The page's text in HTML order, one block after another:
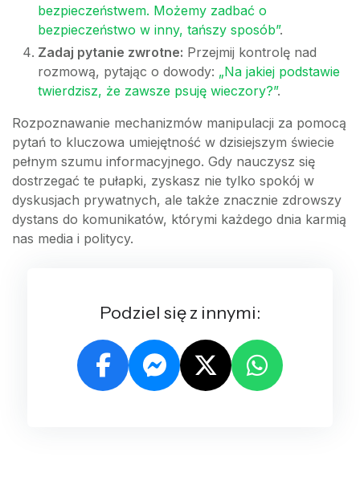
bezpieczeństwem. Możemy zadbać o
bezpieczeństwo w inny, tańszy sposób”.
Zadaj pytanie zwrotne: Przejmij kontrolę nad
rozmową, pytając o dowody: „Na jakiej podstawie
twierdzisz, że zawsze psuję wieczory?”.
Rozpoznawanie mechanizmów manipulacji za pomocą
pytań to kluczowa umiejętność w dzisiejszym świecie
pełnym szumu informacyjnego. Gdy nauczysz się
dostrzegać te pułapki, zyskasz nie tylko spokój w
dyskusjach prywatnych, ale także znacznie zdrowszy
dystans do komunikatów, którymi każdego dnia karmią
nas media i politycy.
Podziel się z innymi: